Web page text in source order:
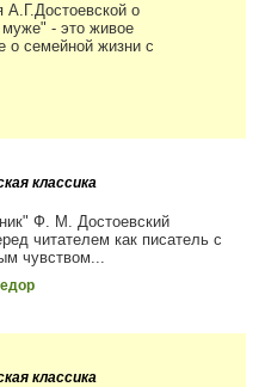
А.Г.Достоевской о
- это живое
о семейной жизни с
классика
Ф. М. Достоевский
читателем как писатель с
чувством...
классика